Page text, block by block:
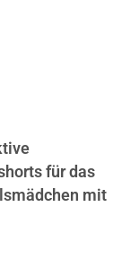
für das
mit